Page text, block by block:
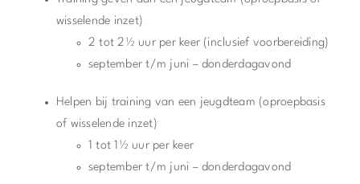
wisselende inzet)
2 tot 2½ uur per keer (inclusief voorbereiding)
september t/m juni – donderdagavond
Helpen bij training van een jeugdteam (oproepbasis
of wisselende inzet)
1 tot 1½ uur per keer
september t/m juni – donderdagavond